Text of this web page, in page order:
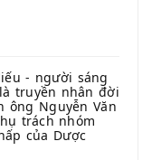
- người sáng
truyền nhân đời
ông Nguyễn Văn
trách nhóm
của Dược